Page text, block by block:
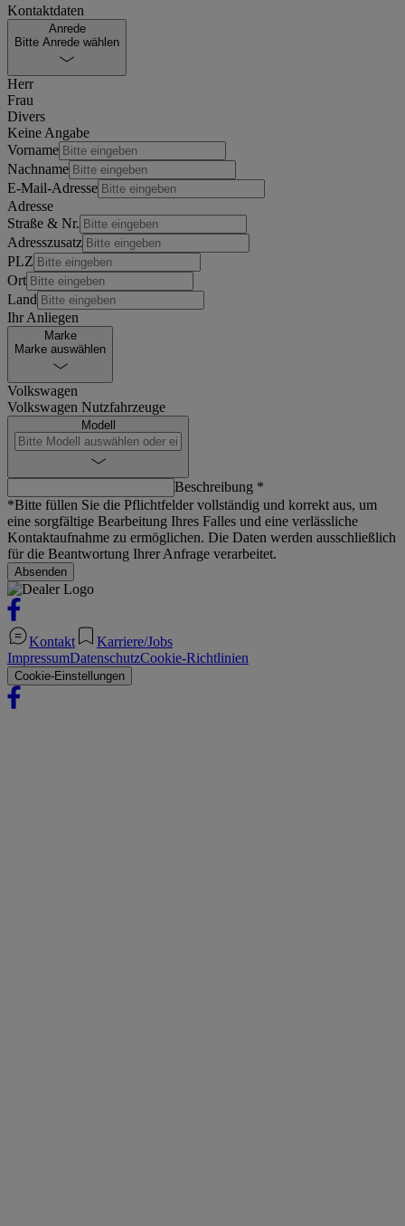
Kontaktdaten
Anrede
Bitte Anrede wählen
Herr
Frau
Divers
Keine Angabe
Vorname
Nachname
E-Mail-Adresse
Adresse
Straße & Nr.
Adresszusatz
PLZ
Ort
Land
Ihr Anliegen
Marke
Marke auswählen
Volkswagen
Volkswagen Nutzfahrzeuge
Modell
Beschreibung *
*Bitte füllen Sie die Pflichtfelder vollständig und korrekt aus, um
eine sorgfältige Bearbeitung Ihres Falles und eine verlässliche
Kontaktaufnahme zu ermöglichen. Die Daten werden ausschließlich
für die Beantwortung Ihrer Anfrage verarbeitet.
Absenden
Kontakt
Karriere/Jobs
ImpressumDatenschutzCookie-Richtlinien
Cookie-Einstellungen